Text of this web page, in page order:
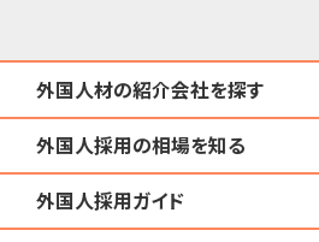
外国人材の紹介会社を探す
地域から検索する
国籍から検索する
在留資格から検索する
外国人採用の相場を知る
育成就労外国人の受け入れ相場
外国人採用ガイド